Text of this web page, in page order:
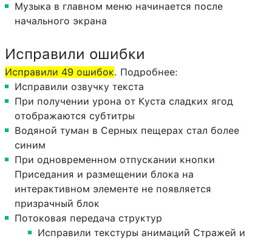
Музыка в главном меню начинается после
начального экрана
Исправили ошибки
Исправили 49 ошибок. Подробнее:
Исправили озвучку текста
При получении урона от Куста сладких ягод
отображаются субтитры
Водяной туман в Серных пещерах стал более
синим
При одновременном отпускании кнопки
Приседания и размещении блока на
интерактивном элементе не появляется
призрачный блок
Потоковая передача структур
Исправили текстуры анимаций Стражей и